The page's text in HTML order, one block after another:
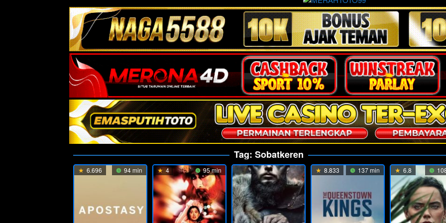
Tag: Sobatkeren
6.696 94 min 4 95 min 8.833 137 min 6.8